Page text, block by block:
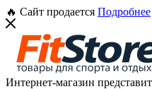
🔥 Сайт продается Подробнее
Интернет-магазин